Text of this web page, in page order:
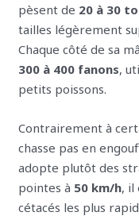
pèsent de 20 à 30
tailles légèrement
Chaque côté de sa
300 à 400 fanons,
petits poissons.
Contrairement à
chasse pas en
adopte plutôt des
pointes à 50 km/h, il
cétacés les plus